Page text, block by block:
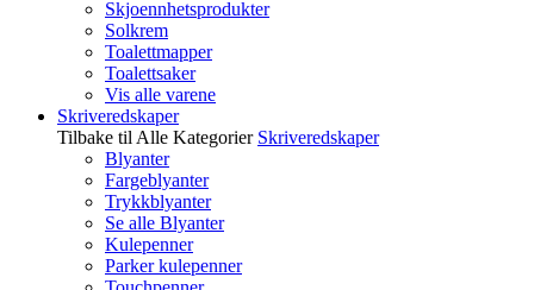
Skjoennhetsprodukter
Solkrem
Toalettmapper
Toalettsaker
Vis alle varene
Skriveredskaper
Tilbake til Alle Kategorier Skriveredskaper
Blyanter
Fargeblyanter
Trykkblyanter
Se alle Blyanter
Kulepenner
Parker kulepenner